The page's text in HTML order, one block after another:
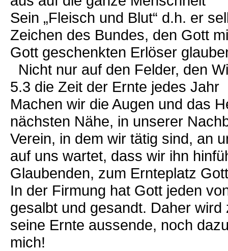
Sein „Fleisch und Blut“ d.h. er
Zeichen des Bundes, den Gott
Gott geschenkten Erlöser
Nicht nur auf den Felder, den
5.3 die Zeit der Ernte jedes Jahr
Machen wir die Augen und das
nächsten Nähe, in unserer
Verein, in dem wir tätig sind, an
auf uns wartet, dass wir ihn
Glaubenden, zum Ernteplatz
In der Firmung hat Gott jeden
gesalbt und gesandt. Daher
seine Ernte aussende, noch
mich!